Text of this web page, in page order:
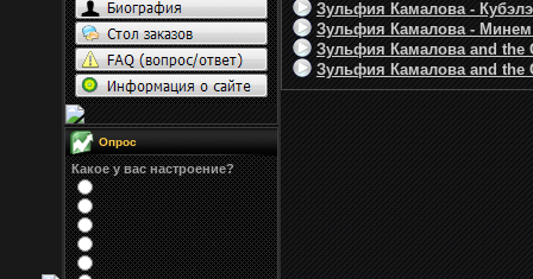
Опрос
Какое у вас настроение?
Зульфия Камалова -
Зульфия Камалова - Минем
Зульфия Камалова and the
Зульфия Камалова and the